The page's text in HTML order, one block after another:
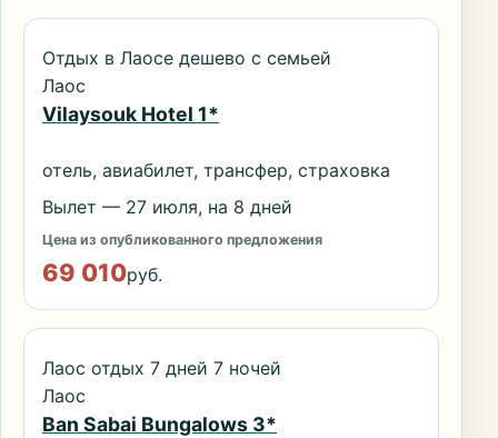
Отдых в Лаосе дешево с семьей
Лаос
Vilaysouk Hotel 1*
отель, авиабилет, трансфер, страховка
Вылет — 27 июля, на 8 дней
Цена из опубликованного предложения
69 010руб.
Лаос отдых 7 дней 7 ночей
Лаос
Ban Sabai Bungalows 3*